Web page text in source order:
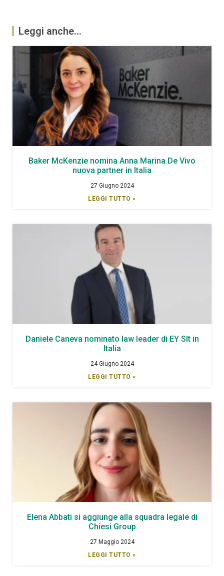
Leggi anche...
Baker McKenzie nomina Anna Marina De Vivo
nuova partner in Italia
27 Giugno 2024
LEGGI TUTTO »
Daniele Caneva nominato law leader di EY Slt in
Italia
24 Giugno 2024
LEGGI TUTTO »
Elena Abbati si aggiunge alla squadra legale di
Chiesi Group
27 Maggio 2024
LEGGI TUTTO »